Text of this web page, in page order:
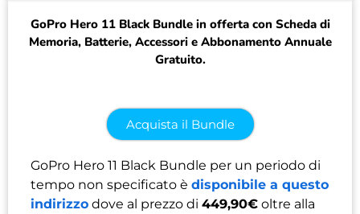
GoPro Hero 11 Black Bundle in offerta con Scheda di
Memoria, Batterie, Accessori e Abbonamento Annuale
Gratuito.
Acquista il Bundle
GoPro Hero 11 Black Bundle per un periodo di
tempo non specificato è disponibile a questo
indirizzo dove al prezzo di 449,90€ oltre alla